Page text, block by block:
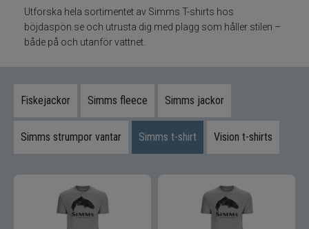
Vadarpaket
Vadare och vadarbyxor
Bagar till fiske
Utforska hela sortimentet av Simms T-shirts hos
böjdaspön.se och utrusta dig med plagg som håller stilen –
både på och utanför vattnet.
Fiskejackor Simms fleece Simms jackor
Simms strumpor vantar Simms t-shirt Vision t-shirts